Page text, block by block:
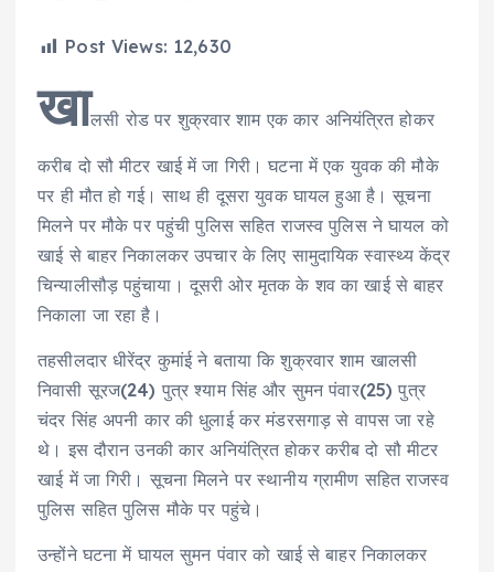
Post Views: 12,630
खालसी रोड पर शुक्रवार शाम एक कार अनियंत्रित होकर
करीब दो सौ मीटर खाई में जा गिरी। घटना में एक युवक की मौके
पर ही मौत हो गई। साथ ही दूसरा युवक घायल हुआ है। सूचना
मिलने पर मौके पर पहुंची पुलिस सहित राजस्व पुलिस ने घायल को
खाई से बाहर निकालकर उपचार के लिए सामुदायिक स्वास्थ्य केंद्र
चिन्यालीसौड़ पहुंचाया। दूसरी ओर मृतक के शव का खाई से बाहर
निकाला जा रहा है।
तहसीलदार धीरेंद्र कुमांई ने बताया कि शुक्रवार शाम खालसी
निवासी सूरज(24) पुत्र श्याम सिंह और सुमन पंवार(25) पुत्र
चंदर सिंह अपनी कार की धुलाई कर मंडरसगाड़ से वापस जा रहे
थे। इस दौरान उनकी कार अनियंत्रित होकर करीब दो सौ मीटर
खाई में जा गिरी। सूचना मिलने पर स्थानीय ग्रामीण सहित राजस्व
पुलिस सहित पुलिस मौके पर पहुंचे।
उन्होंने घटना में घायल सुमन पंवार को खाई से बाहर निकालकर